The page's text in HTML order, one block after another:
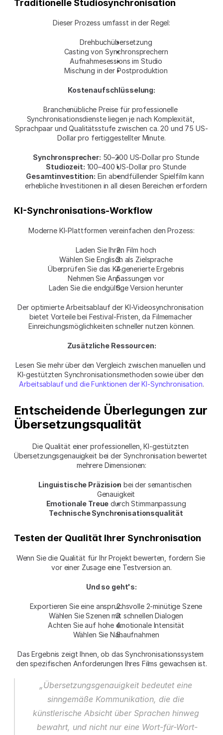
Traditionelle Studiosynchronisation
Dieser Prozess umfasst in der Regel:
Drehbuchübersetzung
Casting von Synchronsprechern
Aufnahmesessions im Studio
Mischung in der Postproduktion
Kostenaufschlüsselung:
Branchenübliche Preise für professionelle
Synchronisationsdienste liegen je nach Komplexität,
Sprachpaar und Qualitätsstufe zwischen ca. 20 und 75 US-
Dollar pro fertiggestellter Minute.
Synchronsprecher: 50–200 US-Dollar pro Stunde
Studiozeit: 100–400 US-Dollar pro Stunde
Gesamtinvestition: Ein abendfüllender Spielfilm kann
erhebliche Investitionen in all diesen Bereichen erfordern
KI-Synchronisations-Workflow
Moderne KI-Plattformen vereinfachen den Prozess:
Laden Sie Ihren Film hoch
Wählen Sie Englisch als Zielsprache
Überprüfen Sie das KI-generierte Ergebnis
Nehmen Sie Anpassungen vor
Laden Sie die endgültige Version herunter
Der optimierte Arbeitsablauf der KI-Videosynchronisation
bietet Vorteile bei Festival-Fristen, da Filmemacher
Einreichungsmöglichkeiten schneller nutzen können.
Zusätzliche Ressourcen:
Lesen Sie mehr über den Vergleich zwischen manuellen und
Arbeitsablauf und die Funktionen der KI-Synchronisation.
Entscheidende Überlegungen zur
Übersetzungsqualität
Die Qualität einer professionellen, KI-gestützten
Übersetzungsgenauigkeit bei der Synchronisation bewertet
mehrere Dimensionen:
Linguistische Präzision bei der semantischen
Genauigkeit
Emotionale Treue durch Stimmanpassung
Technische Synchronisationsqualität
Testen der Qualität Ihrer Synchronisation
Wenn Sie die Qualität für Ihr Projekt bewerten, fordern Sie
vor einer Zusage eine Testversion an.
Und so geht's:
Exportieren Sie eine anspruchsvolle 2-minütige Szene
Wählen Sie Szenen mit schnellen Dialogen
Achten Sie auf hohe emotionale Intensität
Wählen Sie Nahaufnahmen
Das Ergebnis zeigt Ihnen, ob das Synchronisationssystem
den spezifischen Anforderungen Ihres Films gewachsen ist.
„Übersetzungsgenauigkeit bedeutet eine
sinngemäße Kommunikation, die die
künstlerische Absicht über Sprachen hinweg
bewahrt, und nicht nur eine Wort-für-Wort-